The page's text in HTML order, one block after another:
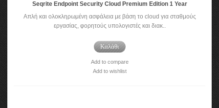
Seqrite Endpoint Security Cloud Premium Edition 1 Year
Απλή και ολοκληρωμένη ασφάλεια με βάση το cloud για σταθμούς
εργασίας, φορητούς υπολογιστές και διακ..
Καλάθι
Add to compare
Add to wishlist